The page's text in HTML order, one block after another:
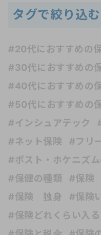
タグで絞り込む
#20代におすすめの
#30代におすすめの
#40代におすすめの
#50代におすすめの
#インシュアテック
#ネット保険
#フリ
#ポスト・ホケニズ
#保健の種類
#保険
#保険 独身
#保険
#保険どれくらい入る